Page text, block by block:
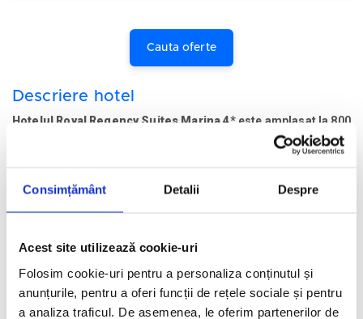
Consimțământ Detalii Despre
Acest site utilizează cookie-uri
Folosim cookie-uri pentru a personaliza conținutul și
anunțurile, pentru a oferi funcții de rețele sociale și pentru
a analiza traficul. De asemenea, le oferim partenerilor de
Cauta oferte
Descriere hotel
Hotelul Royal Regency Suites Marina 4*este amplasat la 800
de metri de Marina Beach, la 1 km de The Walk at JBR, la 1,4
km de Hidden Beach, la 1,6 km de Barasti Beach si la 21 de
Facilitati hotel
Camere hotel
Cere oferta personalizata